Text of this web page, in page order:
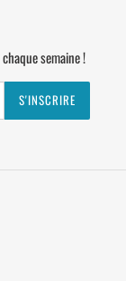
semaine !
S'INSCRIRE